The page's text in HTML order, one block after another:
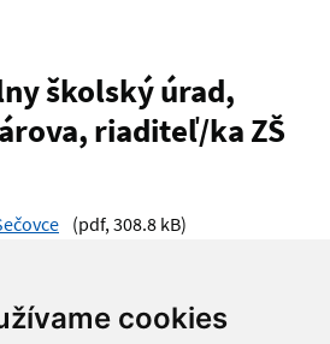
cookies
školský úrad,
riaditeľ/ka ZŠ
(pdf, 308.8 kB)